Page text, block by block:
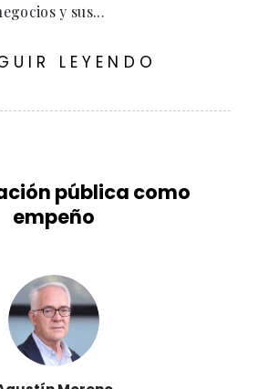
y sus...
LEYENDO
pública como
empeño